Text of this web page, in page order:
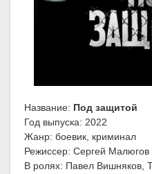
Название: Под защитой
Год выпуска: 2022
Жанр: боевик, криминал
Режиссер: Сергей Малюгов
В ролях: Павел Вишняков,